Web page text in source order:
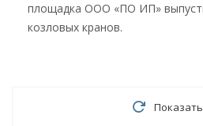
площадка ООО «ПО ИП»
козловых кранов.